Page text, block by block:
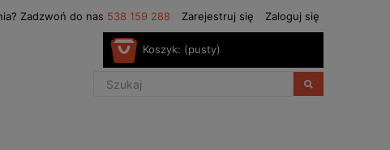
Zadzwoń do nas 538 159 288 Zarejestruj się Zaloguj się
Koszyk: (pusty)